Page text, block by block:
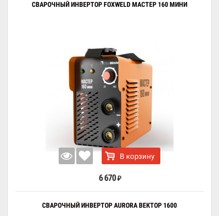
СВАРОЧНЫЙ ИНВЕРТОР FOXWELD МАСТЕР 160 МИНИ
В корзину
6 670 ₽
СВАРОЧНЫЙ ИНВЕРТОР AURORA ВЕКТОР 1600